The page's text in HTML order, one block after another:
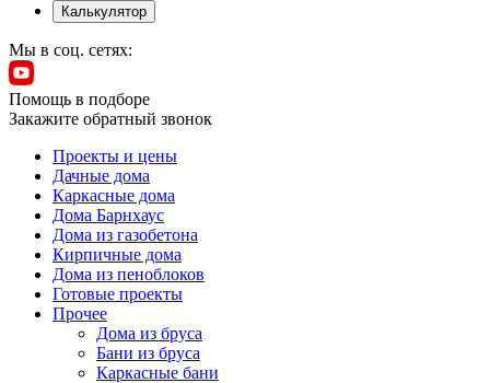
Калькулятор
Мы в соц. сетях:
Помощь в подборе
Закажите обратный звонок
Проекты и цены
Дачные дома
Каркасные дома
Дома Барнхаус
Дома из газобетона
Кирпичные дома
Дома из пеноблоков
Готовые проекты
Прочее
Дома из бруса
Бани из бруса
Каркасные бани